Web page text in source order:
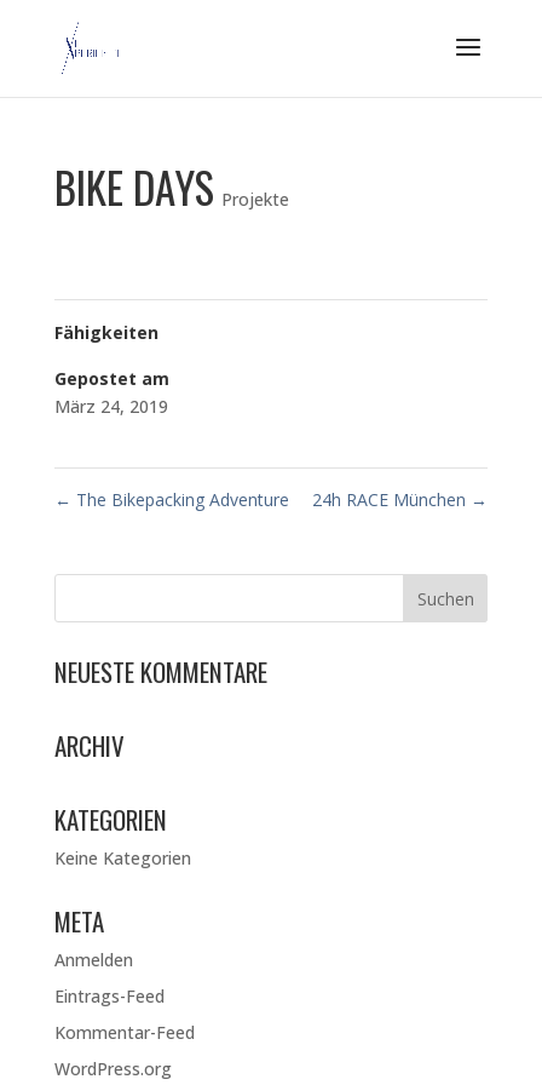
BIKE DAYS Projekte
Fähigkeiten
Gepostet am
März 24, 2019
← The Bikepacking Adventure 24h RACE München →
NEUESTE KOMMENTARE
ARCHIV
KATEGORIEN
Keine Kategorien
META
Anmelden
Eintrags-Feed
Kommentar-Feed
WordPress.org